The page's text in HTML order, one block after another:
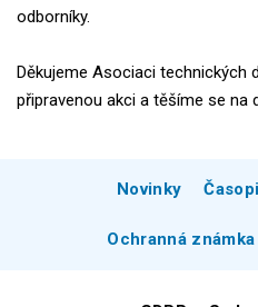
odborníky.
Děkujeme Asociaci technických
připravenou akci a těšíme se na
Novinky
Ochranná známka